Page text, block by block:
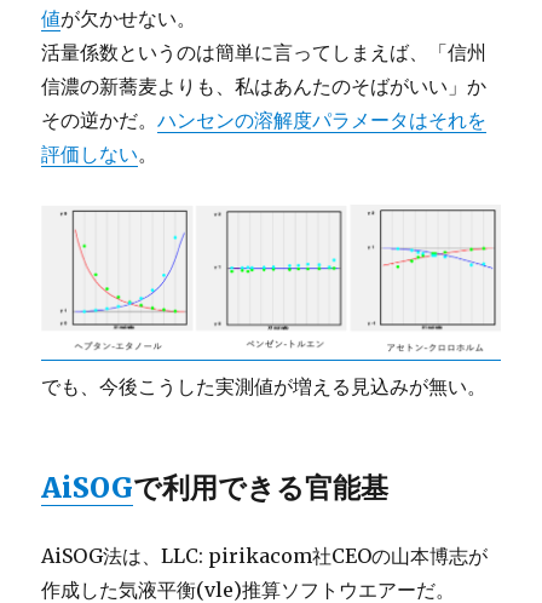
値が欠かせない。
活量係数というのは簡単に言ってしまえば、「信州
信濃の新蕎麦よりも、私はあんたのそばがいい」か
その逆かだ。ハンセンの溶解度パラメータはそれを
評価しない。
でも、今後こうした実測値が増える見込みが無い。
AiSOGで利用できる官能基
AiSOG法は、LLC: pirikacom社CEOの山本博志が
作成した気液平衡(vle)推算ソフトウエアーだ。